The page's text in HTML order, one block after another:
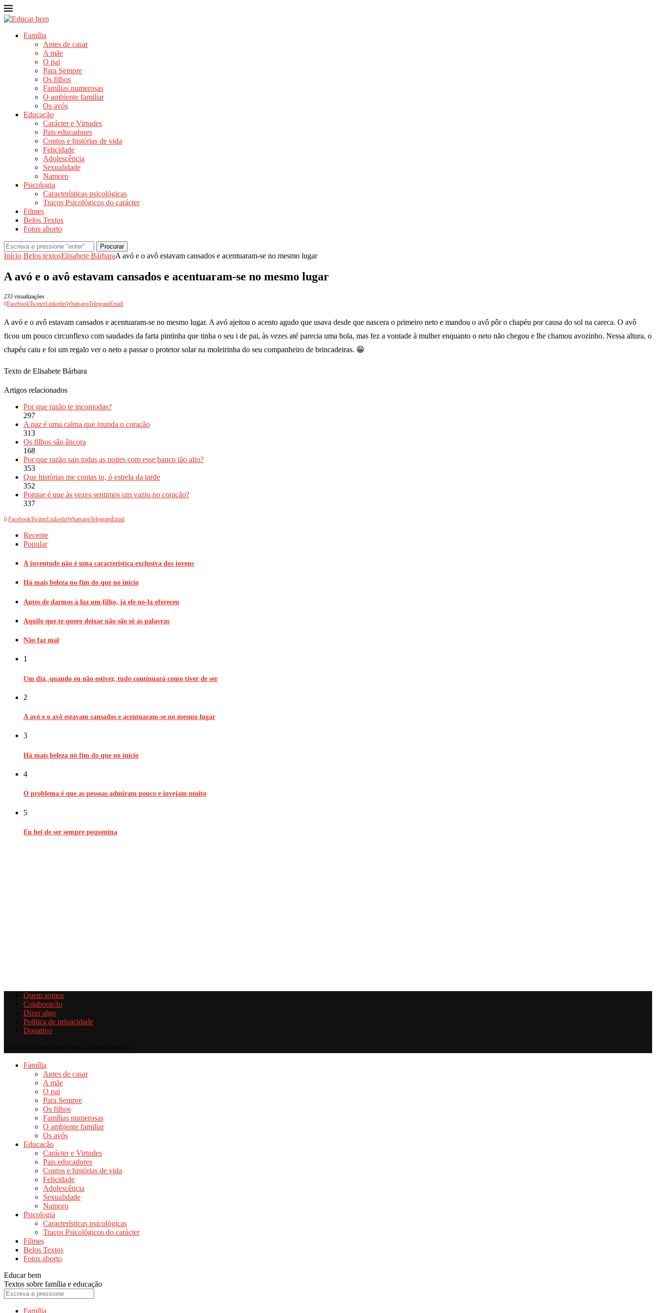
Família
Antes de casar
A mãe
O pai
Para Sempre
Os filhos
Famílias numerosas
O ambiente familiar
Os avós
Educação
Carácter e Virtudes
Pais educadores
Contos e histórias de vida
Felicidade
Adolescência
Sexualidade
Namoro
Psicologia
Características psicológicas
Traços Psicológicos do carácter
Filmes
Belos Textos
Fotos aborto
Procurar
Início Belos textosElisabete BárbaraA avó e o avô estavam cansados e acentuaram-se no mesmo lugar
A avó e o avô estavam cansados e acentuaram-se no mesmo lugar
233 visualizações
0FacebookTwitterLinkedinWhatsappTelegramEmail
A avó e o avô estavam cansados e acentuaram-se no mesmo lugar. A avó ajeitou o acento agudo que usava desde que nascera o primeiro neto e mandou o avô pôr o chapéu por causa do sol na careca. O avô
ficou um pouco circunflexo com saudades da farta pintinha que tinha o seu i de pai, às vezes até parecia uma bola, mas fez a vontade à mulher enquanto o neto não chegou e lhe chamou avozinho. Nessa altura, o
chapéu caiu e foi um regalo ver o neto a passar o protetor solar na moleirinha do seu companheiro de brincadeiras. 😁
Texto de Elisabete Bárbara
Artigos relacionados
Por que razão te incomodas?
297
A paz é uma calma que inunda o coração
313
Os filhos são âncora
168
Por que razão sais todas as noites com esse banco tão alto?
353
Que histórias me contas tu, ó estrela da tarde
352
Porque é que às vezes sentimos um vazio no coração?
337
0 FacebookTwitterLinkedinWhatsappTelegramEmail
Recente
Popular
A juventude não é uma característica exclusiva dos jovens
Há mais beleza no fim do que no início
Antes de darmos à luz um filho, já ele no-la ofereceu
Aquilo que te quero deixar não são só as palavras
Não faz mal
1
Um dia, quando eu não estiver, tudo continuará como tiver de ser
2
A avó e o avô estavam cansados e acentuaram-se no mesmo lugar
3
Há mais beleza no fim do que no início
4
O problema é que as pessoas admiram pouco e invejam muito
5
Eu hei de ser sempre pequenina
Quem somos
Colaboração
Dizer algo
Política de privacidade
Donativo
Família
Antes de casar
A mãe
O pai
Para Sempre
Os filhos
Famílias numerosas
O ambiente familiar
Os avós
Educação
Carácter e Virtudes
Pais educadores
Contos e histórias de vida
Felicidade
Adolescência
Sexualidade
Namoro
Psicologia
Características psicológicas
Traços Psicológicos do carácter
Filmes
Belos Textos
Fotos aborto
Educar bem
Textos sobre família e educação
Família